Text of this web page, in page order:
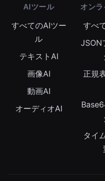
AIツール
すべてのAIツー
ル
テキストAI
画像AI
動画AI
オーディオAI
オン
すべ
JSON
正規
タイ